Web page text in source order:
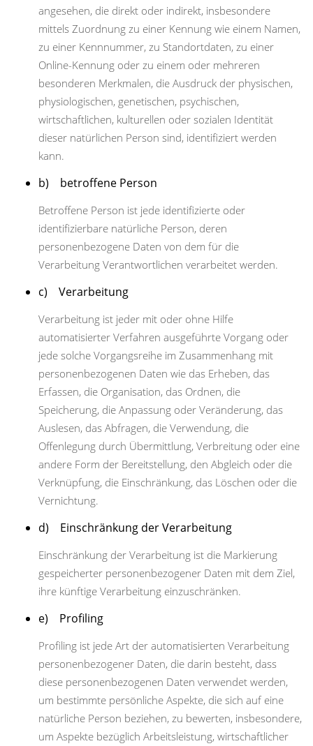
angesehen, die direkt oder indirekt, insbesondere
mittels Zuordnung zu einer Kennung wie einem Namen,
zu einer Kennnummer, zu Standortdaten, zu einer
Online-Kennung oder zu einem oder mehreren
besonderen Merkmalen, die Ausdruck der physischen,
physiologischen, genetischen, psychischen,
wirtschaftlichen, kulturellen oder sozialen Identität
dieser natürlichen Person sind, identifiziert werden
kann.
b) betroffene Person
Betroffene Person ist jede identifizierte oder
identifizierbare natürliche Person, deren
personenbezogene Daten von dem für die
Verarbeitung Verantwortlichen verarbeitet werden.
c) Verarbeitung
Verarbeitung ist jeder mit oder ohne Hilfe
automatisierter Verfahren ausgeführte Vorgang oder
jede solche Vorgangsreihe im Zusammenhang mit
personenbezogenen Daten wie das Erheben, das
Erfassen, die Organisation, das Ordnen, die
Speicherung, die Anpassung oder Veränderung, das
Auslesen, das Abfragen, die Verwendung, die
Offenlegung durch Übermittlung, Verbreitung oder eine
andere Form der Bereitstellung, den Abgleich oder die
Verknüpfung, die Einschränkung, das Löschen oder die
Vernichtung.
d) Einschränkung der Verarbeitung
Einschränkung der Verarbeitung ist die Markierung
gespeicherter personenbezogener Daten mit dem Ziel,
ihre künftige Verarbeitung einzuschränken.
e) Profiling
Profiling ist jede Art der automatisierten Verarbeitung
personenbezogener Daten, die darin besteht, dass
diese personenbezogenen Daten verwendet werden,
um bestimmte persönliche Aspekte, die sich auf eine
natürliche Person beziehen, zu bewerten, insbesondere,
um Aspekte bezüglich Arbeitsleistung, wirtschaftlicher